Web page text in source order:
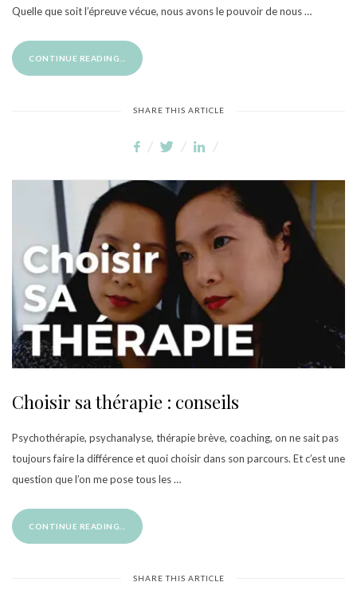
Quelle que soit l’épreuve vécue, nous avons le pouvoir de nous …
CONTINUE READING...
SHARE THIS ARTICLE
Choisir sa thérapie : conseils
Psychothérapie, psychanalyse, thérapie brève, coaching, on ne sait pas
toujours faire la différence et quoi choisir dans son parcours. Et c’est une
question que l’on me pose tous les …
CONTINUE READING...
SHARE THIS ARTICLE